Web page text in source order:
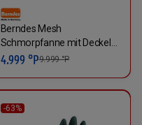
Berndes Mesh
Schmorpfanne mit Deckel
28 cm
4.999 °P9.999°P
-63%